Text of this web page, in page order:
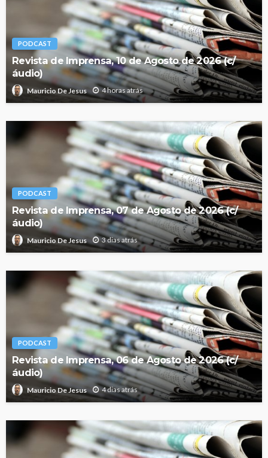
PODCAST
Revista de Imprensa, 10 de Agosto de 2026 (c/
áudio)
Mauricio De Jesus 4 horas atrás
PODCAST
Revista de Imprensa, 07 de Agosto de 2026 (c/
áudio)
Mauricio De Jesus 3 dias atrás
PODCAST
Revista de Imprensa, 06 de Agosto de 2026 (c/
áudio)
Mauricio De Jesus 4 dias atrás